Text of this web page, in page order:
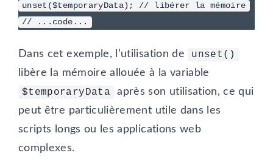
unset($temporaryData); // libérer la mémoire
// ...code...
Dans cet exemple, l’utilisation de unset()
libère la mémoire allouée à la variable
$temporaryData
après son utilisation, ce qui
peut être particulièrement utile dans les
scripts longs ou les applications web
complexes.